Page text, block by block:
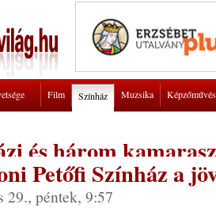
Film Színház Muzsika
és három
Petőfi Színház a
29., péntek, 9:57